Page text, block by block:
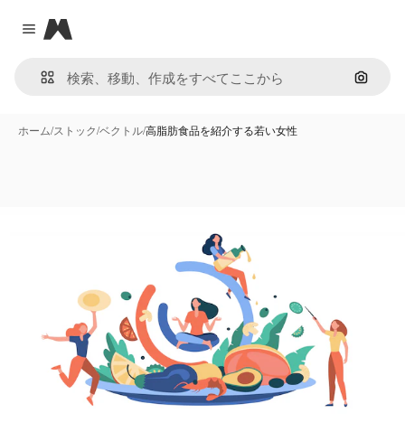
Close menu
Magnific
画像で
ホーム/ストック/ベクトル/高脂肪食品を紹介する若い女性